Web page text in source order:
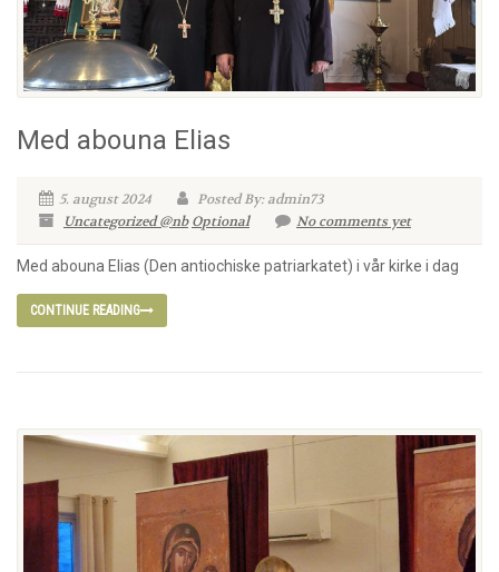
Med abouna Elias
5. august 2024
Posted By: admin73
Uncategorized @nb Optional No comments yet
Med abouna Elias (Den antiochiske patriarkatet) i vår kirke i dag
CONTINUE READING